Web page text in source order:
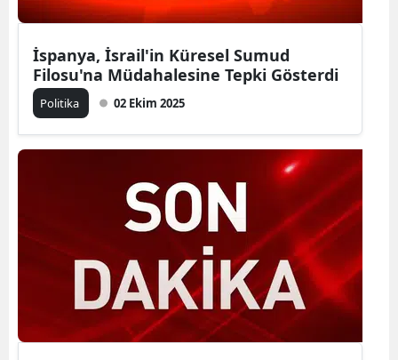
İspanya, İsrail'in Küresel Sumud
Filosu'na Müdahalesine Tepki Gösterdi
Politika 02 Ekim 2025